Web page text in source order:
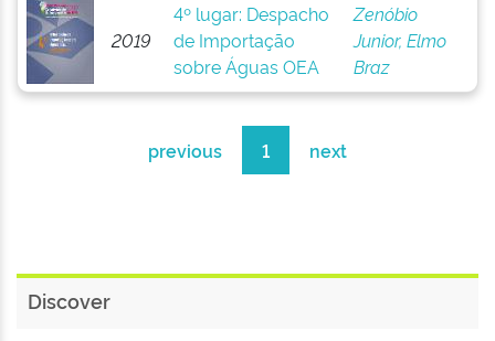
2019
4º lugar: Despacho
de Importação
sobre Águas OEA
Zenóbio
Junior, Elmo
Braz
previous 1 next
Discover